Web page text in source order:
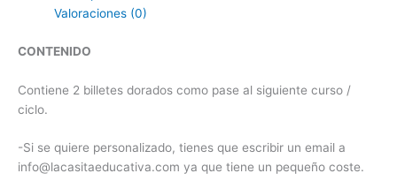
Valoraciones (0)
CONTENIDO
Contiene 2 billetes dorados como pase al siguiente curso /
ciclo.
-Si se quiere personalizado, tienes que escribir un email a
info@lacasitaeducativa.com ya que tiene un pequeño coste.